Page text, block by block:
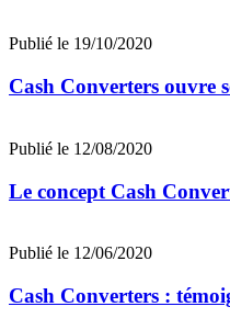
Publié le 19/10/2020
Cash Converters ouvre
Publié le 12/08/2020
Le concept Cash
Publié le 12/06/2020
Cash Converters :